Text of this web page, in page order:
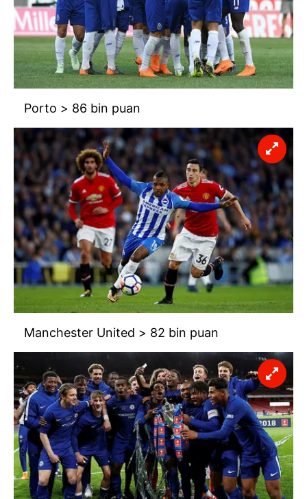
Porto > 86 bin puan
Manchester United > 82 bin puan